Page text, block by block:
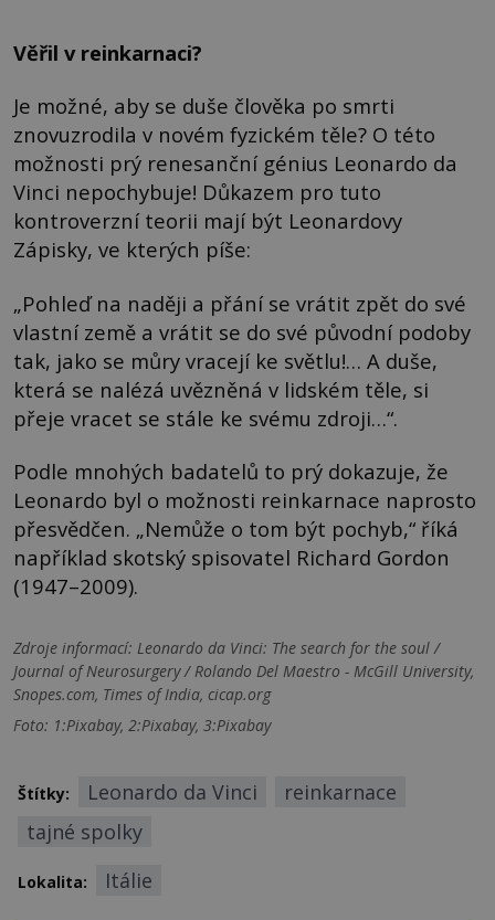
Věřil v reinkarnaci?
Je možné, aby se duše člověka po smrti
znovuzrodila v novém fyzickém těle? O této
možnosti prý renesanční génius Leonardo da
Vinci nepochybuje! Důkazem pro tuto
kontroverzní teorii mají být Leonardovy
Zápisky, ve kterých píše:
„Pohleď na naději a přání se vrátit zpět do své
vlastní země a vrátit se do své původní podoby
tak, jako se můry vracejí ke světlu!… A duše,
která se nalézá uvězněná v lidském těle, si
přeje vracet se stále ke svému zdroji…“.
Podle mnohých badatelů to prý dokazuje, že
Leonardo byl o možnosti reinkarnace naprosto
přesvědčen. „Nemůže o tom být pochyb,“ říká
například skotský spisovatel Richard Gordon
(1947–2009).
Zdroje informací: Leonardo da Vinci: The search for the soul /
Journal of Neurosurgery / Rolando Del Maestro - McGill University,
Snopes.com, Times of India, cicap.org
Foto: 1:Pixabay, 2:Pixabay, 3:Pixabay
Štítky: Leonardo da Vinci
reinkarnace
tajné spolky
Lokalita: Itálie